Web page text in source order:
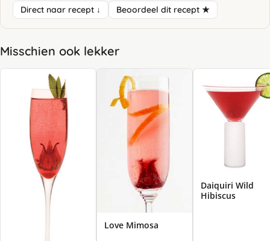
Direct naar recept ↓ Beoordeel dit recept ★
Misschien ook lekker
Love Mimosa
Daiquiri Wild
Hibiscus